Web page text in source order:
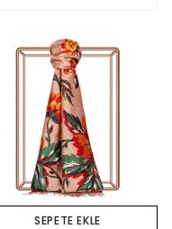
SEPETE EKLE